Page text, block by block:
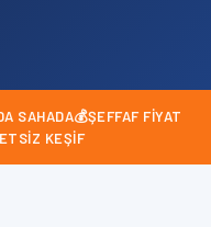
SAHADA💰ŞEFFAF FIYAT
KEŞIF